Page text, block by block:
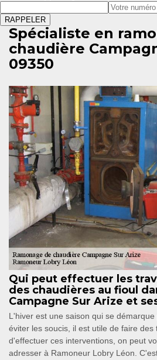
Spécialiste en
chaudière
09350
Qui peut effectuer les
des chaudières au fioul
Campagne Sur Arize et
L'hiver est une saison qui se
éviter les soucis, il est utile de faire des
d'effectuer ces interventions, on peut
adresser à Ramoneur Lobry Léon.